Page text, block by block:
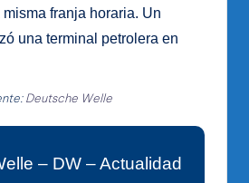
franja horaria. Un
una terminal petrolera en
Deutsche Welle
– DW – Actualidad